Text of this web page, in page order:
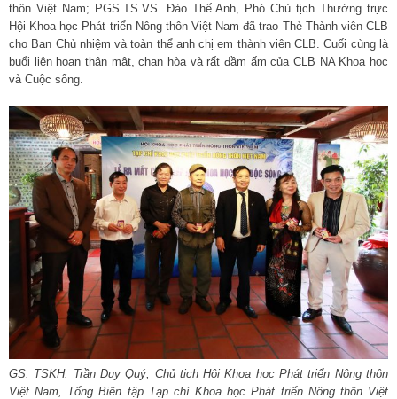
thôn Việt Nam; PGS.TS.VS. Đào Thế Anh, Phó Chủ tịch Thường trực
Hội Khoa học Phát triển Nông thôn Việt Nam đã trao Thẻ Thành viên CLB
cho Ban Chủ nhiệm và toàn thể anh chị em thành viên CLB. Cuối cùng là
buổi liên hoan thân mật, chan hòa và rất đầm ấm của CLB NA Khoa học
và Cuộc sống.
GS. TSKH. Trần Duy Quý, Chủ tịch Hội Khoa học Phát triển Nông thôn
Việt Nam, Tổng Biên tập Tạp chí Khoa học Phát triển Nông thôn Việt